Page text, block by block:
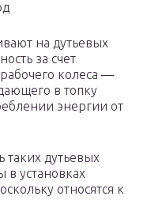
на дутьевых
за счет
колеса —
в топку
энергии от
таких дутьевых
в установках
относятся к